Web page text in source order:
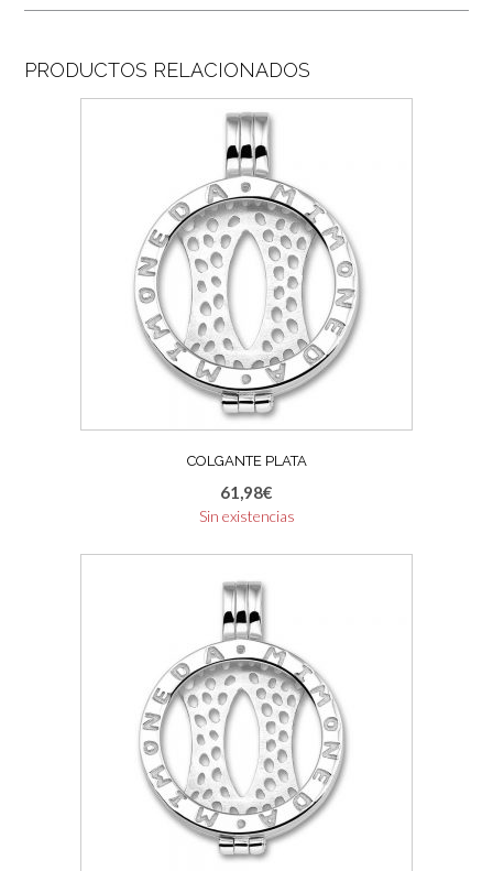
PRODUCTOS RELACIONADOS
COLGANTE PLATA
61,98€
Sin existencias